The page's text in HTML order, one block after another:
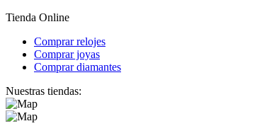
Tienda Online
Comprar relojes
Comprar joyas
Comprar diamantes
Nuestras tiendas: